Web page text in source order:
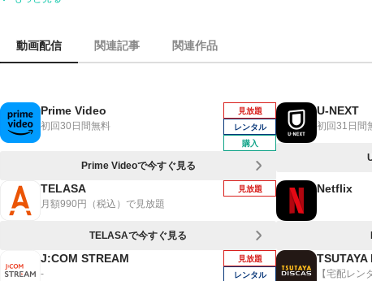
動画配信 関連記事 関連作品
Prime Video
初回30日間無料
見放題
レンタル
購入
Prime Videoで今すぐ見る
U-NEXT
初回31日間
TELASA
月額990円（税込）で見放題
見放題
TELASAで今すぐ見る
Netflix
J:COM STREAM
-
見放題
レンタル
TSUTAYA
【宅配レ